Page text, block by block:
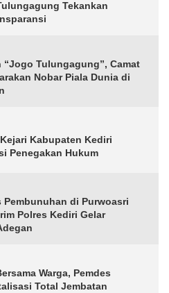
Tekankan
Tulungagung”, Camat
Nobar Piala Dunia di
Kabupaten Kediri
Penegakan Hukum
Pembunuhan di Purwoasri
Polres Kediri Gelar
Warga, Pemdes
Total Jembatan